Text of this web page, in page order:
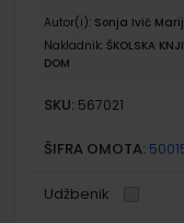
Autor(i): Sonja Ivić
Nakladnik: ŠKOLSKA
DOM
SKU: 567021
ŠIFRA OMOTA:
Udžbenik